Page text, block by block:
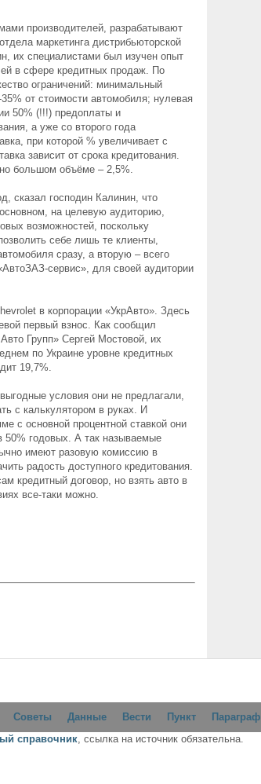
производителей, разрабатывают
маркетинга дистрибьюторской
их специалистами был изучен опыт
в сфере кредитных продаж. По
ограничений: минимальный
от стоимости автомобиля; нулевая
50% (!!!) предоплаты и
а уже со второго года
при которой % увеличивает с
зависит от срока кредитования.
большом объёме – 2,5%.
сказал господин Калинин, что
на целевую аудиторию,
возможностей, поскольку
себе лишь те клиенты,
сразу, а вторую – всего
сервис», для своей аудитории
в корпорации «УкрАвто». Здесь
первый взнос. Как сообщил
Групп» Сергей Мостовой, их
по Украине уровне кредитных
19,7%.
условия они не предлагали,
с калькулятором в руках. И
с основной процентной ставкой они
50% годовых. А так называемые
имеют разовую комиссию в
радость доступного кредитования.
кредитный договор, но взять авто в
все-таки можно.
Советы Данные Вести Пункт Параграф
справочник, ссылка на источник обязательна.